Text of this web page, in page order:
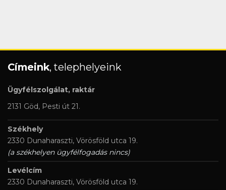
Címeink, telephelyeink
Ügyfélszolgálat, raktár
2131 Göd, Pesti út 21.
Székhely
2330 Dunaharaszti, Vörösföld utca 19.
(a székhelyen ügyfélfogadás nincs)
Levélcím
2330 Dunaharaszti, Vörösföld utca 19.